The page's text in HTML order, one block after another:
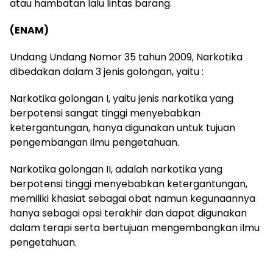
atau hambatan lalu lintas barang.
(ENAM)
Undang Undang Nomor 35 tahun 2009, Narkotika
dibedakan dalam 3 jenis golongan, yaitu :
Narkotika golongan I, yaitu jenis narkotika yang
berpotensi sangat tinggi menyebabkan
ketergantungan, hanya digunakan untuk tujuan
pengembangan ilmu pengetahuan.
Narkotika golongan II, adalah narkotika yang
berpotensi tinggi menyebabkan ketergantungan,
memiliki khasiat sebagai obat namun kegunaannya
hanya sebagai opsi terakhir dan dapat digunakan
dalam terapi serta bertujuan mengembangkan ilmu
pengetahuan.